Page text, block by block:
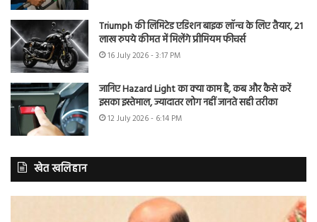
Triumph की लिमिटेड एडिशन बाइक लॉन्च के लिए तैयार, 21
लाख रुपये कीमत में मिलेंगे प्रीमियम फीचर्स
16 July 2026 - 3:17 PM
जानिए Hazard Light का क्या काम है, कब और कैसे करें
इसका इस्तेमाल, ज्यादातर लोग नहीं जानते सही तरीका
12 July 2026 - 6:14 PM
खेत खलिहान